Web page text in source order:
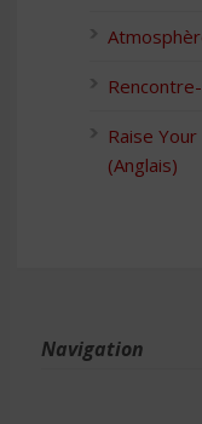
Raise
(Anglais)
Navigation